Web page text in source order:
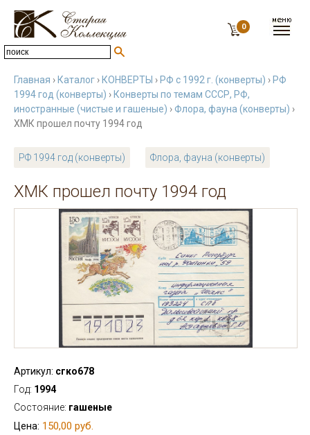
0
Главная › Каталог › КОНВЕРТЫ › РФ с 1992 г. (конверты) › РФ
1994 год (конверты) › Конверты по темам СССР, РФ,
иностранные (чистые и гашеные) ›Флора, фауна (конверты) ›
ХМК прошел почту 1994 год
РФ 1994 год (конверты) Флора, фауна (конверты)
ХМК прошел почту 1994 год
Артикул: сгко678
Год: 1994
Состояние: гашеные
Цена: 150,00 руб.